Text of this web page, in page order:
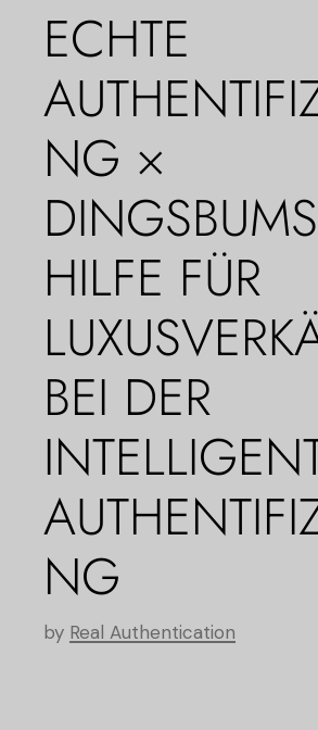
ECHTE
NG ×
HILFE FÜR
BEI DER
NG
by Real Authentication